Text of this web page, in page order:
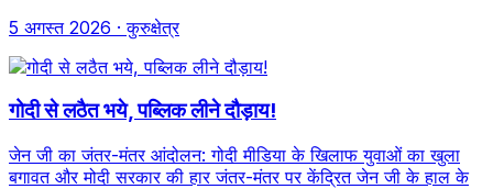
5 अगस्त 2026 · कुरुक्षेत्र
गोदी से लठैत भये, पब्लिक लीने दौड़ाय!
जेन जी का जंतर-मंतर आंदोलन: गोदी मीडिया के खिलाफ युवाओं का खुला
बगावत और मोदी सरकार की हार जंतर-मंतर पर केंद्रित जेन जी के हाल के